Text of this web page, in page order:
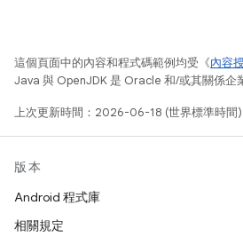
這個頁面中的內容和程式碼範例均受《內容
Java 與 OpenJDK 是 Oracle 和/或其關係企
上次更新時間：2026-06-18 (世界標準時間)
版本
Android 程式庫
相關規定